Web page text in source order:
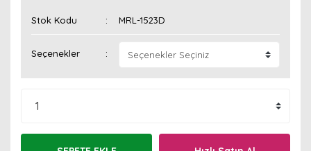
Stok Kodu MRL-1523D
Seçenekler